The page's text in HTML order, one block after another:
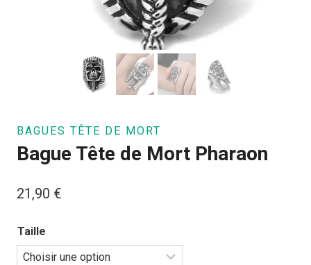
BAGUES TÊTE DE MORT
Bague Tête de Mort Pharaon
21,90 €
Taille